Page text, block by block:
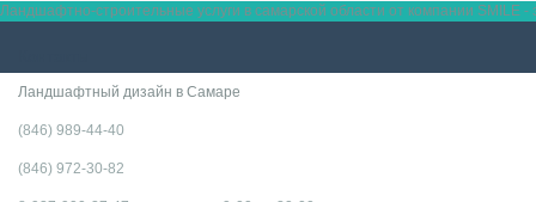
Ландшафтно-строительные услуги в самарской области от компании SMILE -
Ландшафтный дизайн в Самаре
(846) 989-44-40
(846) 972-30-82